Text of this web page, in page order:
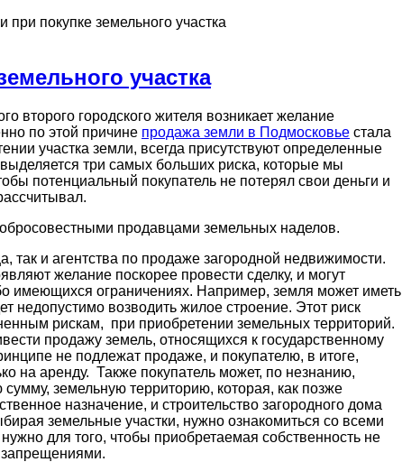
при покупке земельного участка
участка
второго городского жителя возникает желание
по этой причине продажа земли в Подмосковье стала
участка земли, всегда присутствуют определенные
три самых больших риска, которые мы
потенциальный покупатель не потерял свои деньги и
продавцами земельных наделов.
так и агентства по продаже загородной недвижимости.
желание поскорее провести сделку, и могут
имеющихся ограничениях. Например, земля может иметь
недопустимо возводить жилое строение. Этот риск
рискам, при приобретении земельных территорий.
продажу земель, относящихся к государственному
не подлежат продаже, и покупателю, в итоге,
на аренду. Также покупатель может, по незнанию,
земельную территорию, которая, как позже
назначение, и строительство загородного дома
земельные участки, нужно ознакомиться со всеми
для того, чтобы приобретаемая собственность не